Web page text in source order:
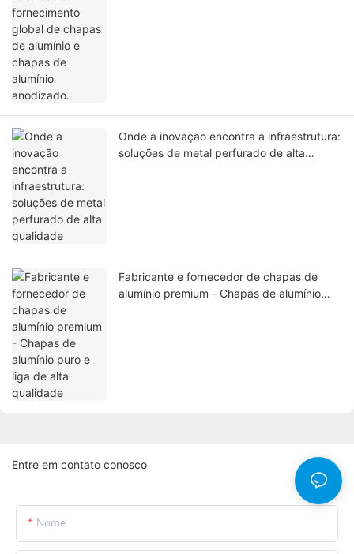
Onde a inovação encontra a infraestrutura:
soluções de metal perfurado de alta
Fabricante e fornecedor de chapas de
alumínio premium - Chapas de alumínio
Entre em contato conosco
Nome